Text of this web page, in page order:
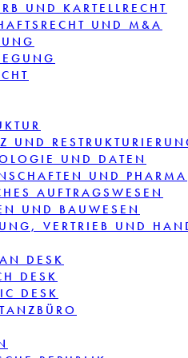
UND KARTELLRECHT
UND M&A
UND
UND DATEN
UND PHARMA
AUFTRAGSWESEN
UND BAUWESEN
VERTRIEB UND
DESK
DESK
DESK